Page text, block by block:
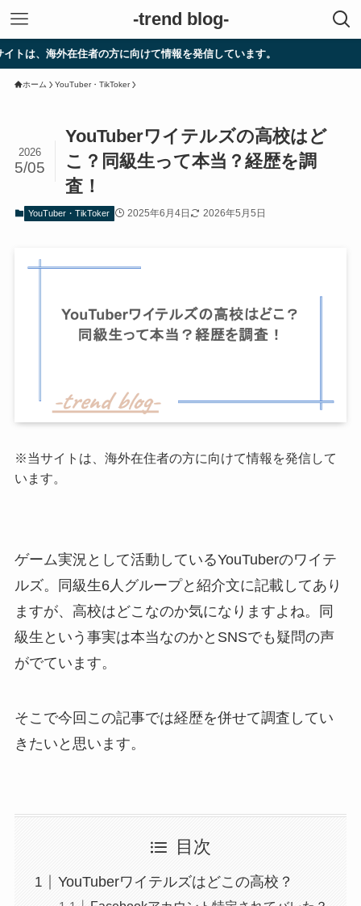
-trend blog-
在住者の方に向けて情報を発信しています。
ホーム YouTuber・TikToker
YouTuberワイテルズの高校はど
こ？同級生って本当？経歴を調
査！
2026
5/05
YouTuber・TikToker 2025年6月4日 2026年5月5日
※当サイトは、海外在住者の方に向けて情報を発信して
います。
ゲーム実況として活動しているYouTuberのワイテ
ルズ。同級生6人グループと紹介文に記載してあり
ますが、高校はどこなのか気になりますよね。同
級生という事実は本当なのかとSNSでも疑問の声
がでています。
そこで今回この記事では経歴を併せて調査してい
きたいと思います。
目次
YouTuberワイテルズはどこの高校？